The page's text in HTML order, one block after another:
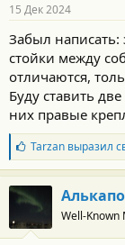
н
о
с
т
и
15 Дек 2024
Забыл написать:
стойки между
отличаются,
Буду ставить
них правые
Б
л
а
г
о
а
Tarzanвыразил
Well-Known